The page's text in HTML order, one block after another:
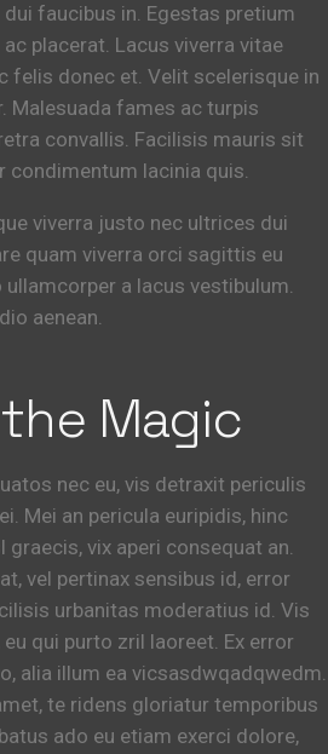
faucibus in. Egestas pretium
placerat. Lacus viverra vitae
felis donec et. Velit scelerisque in
Malesuada fames ac turpis
convallis. Facilisis mauris sit
lacinia quis.
viverra justo nec ultrices dui
quam viverra orci sagittis eu
a lacus vestibulum.
aenean.
Magic
nec eu, vis detraxit periculis
Mei an pericula euripidis, hinc
graecis, vix aperi consequat an.
vel pertinax sensibus id, error
urbanitas moderatius id. Vis
qui purto zril laoreet. Ex error
alia illum ea vicsasdwqadqwedm.
te ridens gloriatur temporibus
ado eu etiam exerci dolore,